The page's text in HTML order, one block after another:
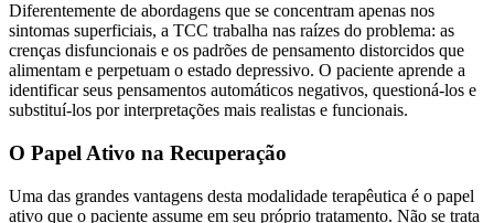
Diferentemente de abordagens que se concentram apenas nos
sintomas superficiais, a TCC trabalha nas raízes do problema: as
crenças disfuncionais e os padrões de pensamento distorcidos que
alimentam e perpetuam o estado depressivo. O paciente aprende a
identificar seus pensamentos automáticos negativos, questioná-los e
substituí-los por interpretações mais realistas e funcionais.
O Papel Ativo na Recuperação
Uma das grandes vantagens desta modalidade terapêutica é o papel
ativo que o paciente assume em seu próprio tratamento. Não se trata